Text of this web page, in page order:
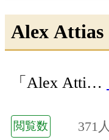
Alex Attias
「Alex Atti…
閲覧数 371人